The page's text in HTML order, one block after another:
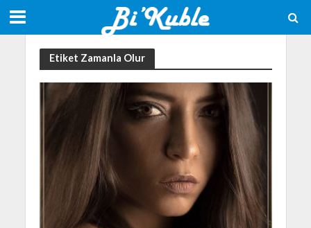
Etiket Zamanla Olur